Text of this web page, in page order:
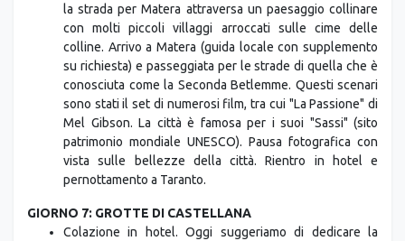
la strada per Matera attraversa un paesaggio collinare
con molti piccoli villaggi arroccati sulle cime delle
colline. Arrivo a Matera (guida locale con supplemento
su richiesta) e passeggiata per le strade di quella che è
conosciuta come la Seconda Betlemme. Questi scenari
sono stati il set di numerosi film, tra cui "La Passione" di
Mel Gibson. La città è famosa per i suoi "Sassi" (sito
patrimonio mondiale UNESCO). Pausa fotografica con
vista sulle bellezze della città. Rientro in hotel e
pernottamento a Taranto.
GIORNO 7: GROTTE DI CASTELLANA
Colazione in hotel. Oggi suggeriamo di dedicare la